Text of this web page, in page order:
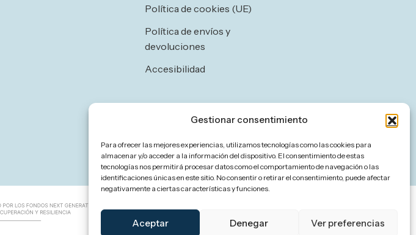
Gestionar consentimiento
Para ofrecer las mejores experiencias, utilizamos tecnologías como las cookies para
almacenar y/o acceder a la información del dispositivo. El consentimiento de estas
tecnologías nos permitirá procesar datos como el comportamiento de navegación o las
identificaciones únicas en este sitio. No consentir o retirar el consentimiento, puede afectar
negativamente a ciertas características y funciones.
Aceptar Denegar Ver preferencias
Política de cookies (UE)
Política de envíos y
devoluciones
Accesibilidad